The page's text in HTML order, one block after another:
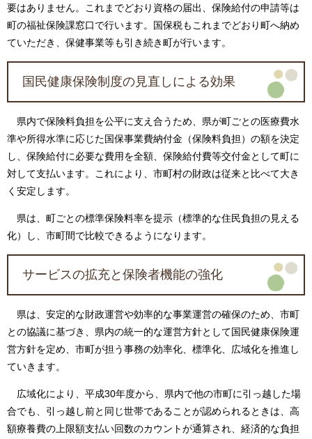
要はありません。これまでどおり資格の届出、保険給付の申請等は
町の福祉保険課窓口で行います。国保税もこれまでどおり町へ納め
ていただき、保健事業等も引き続き町が行います。
国民健康保険制度の見直しによる効果
県内で保険料負担を公平に支え合うため、県が町ごとの医療費水
準や所得水準に応じた国保事業費納付金（保険料負担）の額を決定
し、保険給付に必要な費用を全額、保険給付費等交付金として町に
対して支払います。これにより、市町村の財政は従来と比べて大き
く安定します。
県は、町ごとの標準保険料率を提示（標準的な住民負担の見える
化）し、市町間で比較できるようになります。
サービスの拡充と保険者機能の強化
県は、安定的な財政運営や効率的な事業運営の確保のため、市町
との協議に基づき、県内の統一的な運営方針として国民健康保険運
営方針を定め、市町が担う事務の効率化、標準化、広域化を推進し
ていきます。
広域化により、平成30年度から、県内で他の市町に引っ越した場
合でも、引っ越し前と同じ世帯であることが認められるときは、高
額療養費の上限額支払い回数のカウントが通算され、経済的な負担